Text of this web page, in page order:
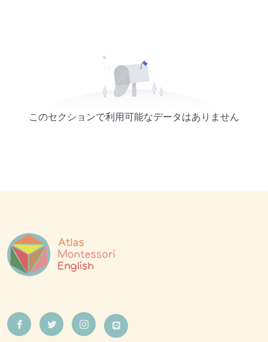
このセクションで利用可能なデータはありません